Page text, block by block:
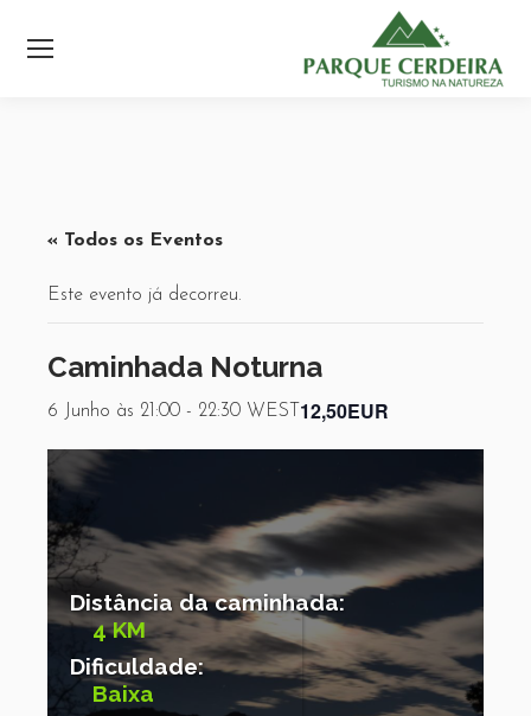
« Todos os Eventos
Este evento já decorreu.
Caminhada Noturna
6 Junho às 21:00 - 22:30 WEST 12,50EUR
Distância da caminhada:
Dificuldade:
4 KM
Baixa